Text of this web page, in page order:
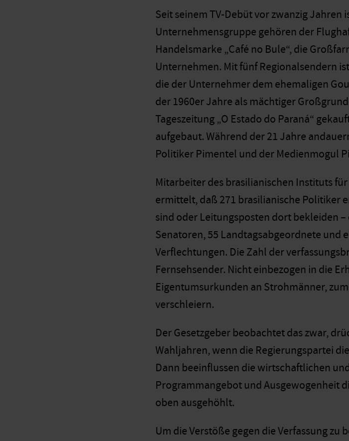
Seit seinem TV-Debüt vor zwanzig Jahren
Unternehmensgruppe gehören der
Handelsmarke „Café no Bule“, die
Unternehmen. Mit fünf Regionalsendern
die der Unternehmer dem ehemaligen
der 1960er Jahre als mächtiger
Tageszeitung „O Estado do Paraná“
aufgebaut. Während der 21 Jahre
Politiker Pimentel und der Medienmogul
Mitarbeiter des brasilianischen Instituts
ermittelt, daß 271 brasilianische Politiker
sind oder Leitungsposten dort bekleiden
Senatoren, 55 Landtagsabgeordnete und
Verflechtungen. Die Zahl der
Fernsehsender. Nicht einbezogen in die
Eigentumsurkunden an Strohmänner,
verschleiern.
Der Gesetzgeber beobachtet das zwar,
Wahljahren, wenn die Regierungspartei
Dann beeinflussen die wirtschaftlichen
Programmangebot und Ausgewogenheit
oben ausgehöhlt.
Um die Verstöße gegen die Verfassung